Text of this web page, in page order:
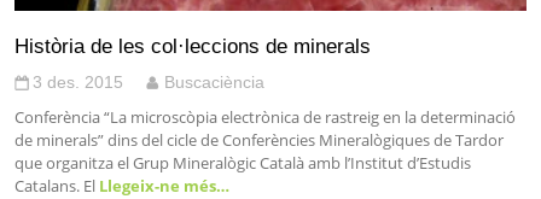
Història de les col·leccions de minerals
3 des. 2015 Buscaciència
Conferència “La microscòpia electrònica de rastreig en la determinació
de minerals” dins del cicle de Conferències Mineralògiques de Tardor
que organitza el Grup Mineralògic Català amb l’Institut d’Estudis
Catalans. El Llegeix-ne més…